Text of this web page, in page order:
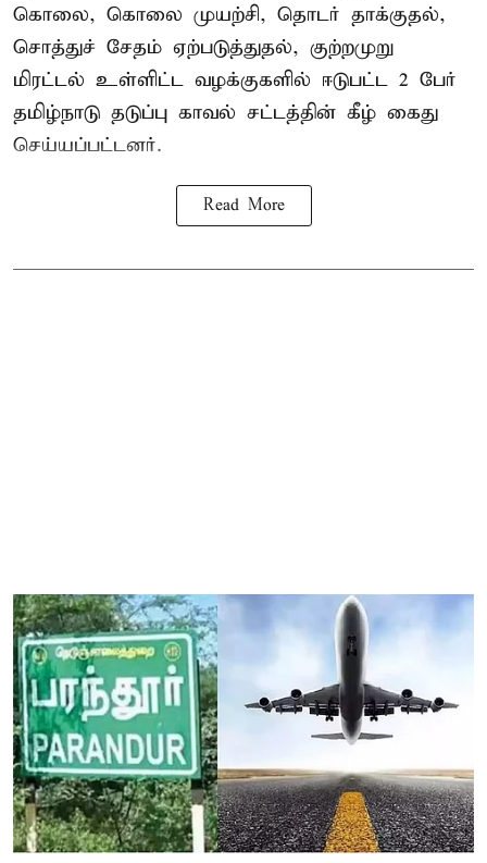
கொலை, கொலை முயற்சி, தொடர் தாக்குதல்,
சொத்துச் சேதம் ஏற்படுத்துதல், குற்றமுறு
மிரட்டல் உள்ளிட்ட வழக்குகளில் ஈடுபட்ட 2 பேர்
தமிழ்நாடு தடுப்பு காவல் சட்டத்தின் கீழ் கைது
செய்யப்பட்டனர்.
Read More